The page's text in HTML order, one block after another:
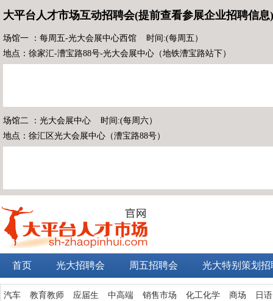
大平台人才市场互动招聘会(提前查看参展企业招聘信息)
场馆一 ：每周五-光大会展中心西馆 时间:(每周五）
地点：徐家汇-漕宝路88号-光大会展中心（地铁漕宝路站下）
场馆二 ：光大会展中心 时间:(每周六）
地点：徐汇区光大会展中心（漕宝路88号）
首页 光大招聘会 周五招聘会 光大特别策划招
汽车 教育教师 应届生 中高端 销售市场 化工化学 商场
日